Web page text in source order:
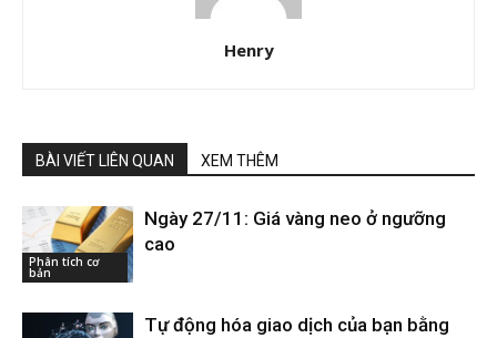
Henry
BÀI VIẾT LIÊN QUAN XEM THÊM
Phân tích cơ
bản
Ngày 27/11: Giá vàng neo ở ngưỡng
cao
Tự động hóa giao dịch của bạn bằng